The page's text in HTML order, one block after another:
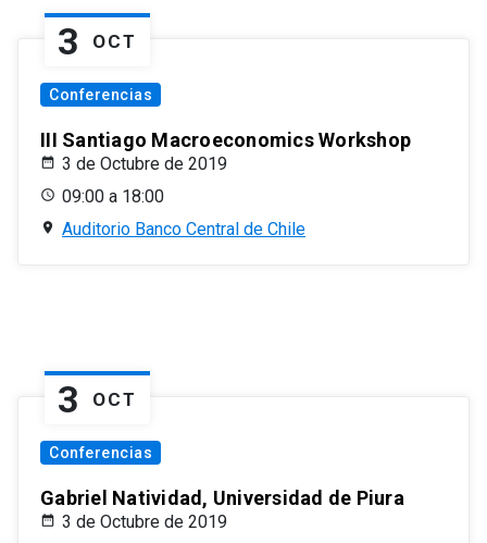
3 OCT
Conferencias
III Santiago Macroeconomics Workshop
3 de Octubre de 2019
09:00 a 18:00
Auditorio Banco Central de Chile
3 OCT
Conferencias
Gabriel Natividad, Universidad de Piura
3 de Octubre de 2019